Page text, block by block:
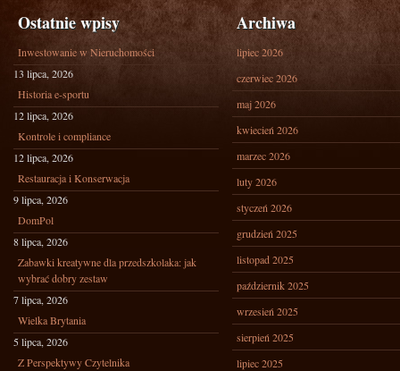
Ostatnie wpisy
Inwestowanie w Nieruchomości
13 lipca, 2026
Historia e-sportu
12 lipca, 2026
Kontrole i compliance
12 lipca, 2026
Restauracja i Konserwacja
9 lipca, 2026
DomPol
8 lipca, 2026
Zabawki kreatywne dla przedszkolaka: jak
wybrać dobry zestaw
7 lipca, 2026
Wielka Brytania
5 lipca, 2026
Z Perspektywy Czytelnika
Archiwa
lipiec 2026
czerwiec 2026
maj 2026
kwiecień 2026
marzec 2026
luty 2026
styczeń 2026
grudzień 2025
listopad 2025
październik 2025
wrzesień 2025
sierpień 2025
lipiec 2025